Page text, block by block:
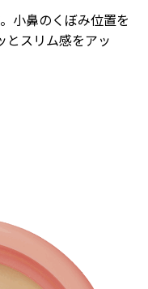
小鼻のくぼみ位置を
とスリム感をアッ